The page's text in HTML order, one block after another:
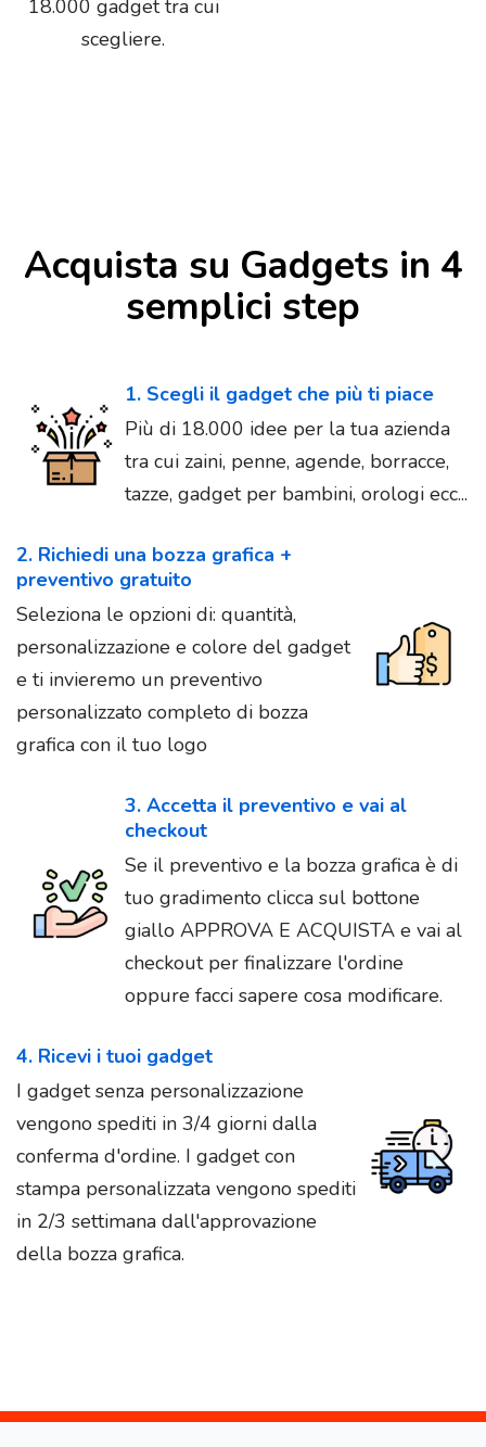
18.000 gadget tra cui
scegliere.
Acquista su Gadgets in 4
semplici step
1. Scegli il gadget che più ti piace
Più di 18.000 idee per la tua azienda
tra cui zaini, penne, agende, borracce,
tazze, gadget per bambini, orologi ecc...
2. Richiedi una bozza grafica +
preventivo gratuito
Seleziona le opzioni di: quantità,
personalizzazione e colore del gadget
e ti invieremo un preventivo
personalizzato completo di bozza
grafica con il tuo logo
3. Accetta il preventivo e vai al
checkout
Se il preventivo e la bozza grafica è di
tuo gradimento clicca sul bottone
giallo APPROVA E ACQUISTA e vai al
checkout per finalizzare l'ordine
oppure facci sapere cosa modificare.
4. Ricevi i tuoi gadget
I gadget senza personalizzazione
vengono spediti in 3/4 giorni dalla
conferma d'ordine. I gadget con
stampa personalizzata vengono spediti
in 2/3 settimana dall'approvazione
della bozza grafica.